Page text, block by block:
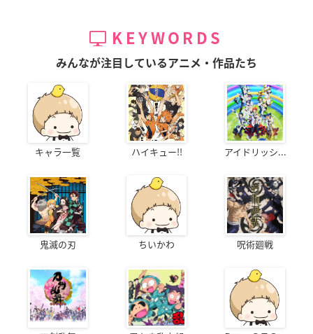
KEYWORDS
みんなが注目しているアニメ・作品たち
キャラ一覧 ハイキュー!! アイドリッシ...
鬼滅の刃 ちいかわ 呪術廻戦